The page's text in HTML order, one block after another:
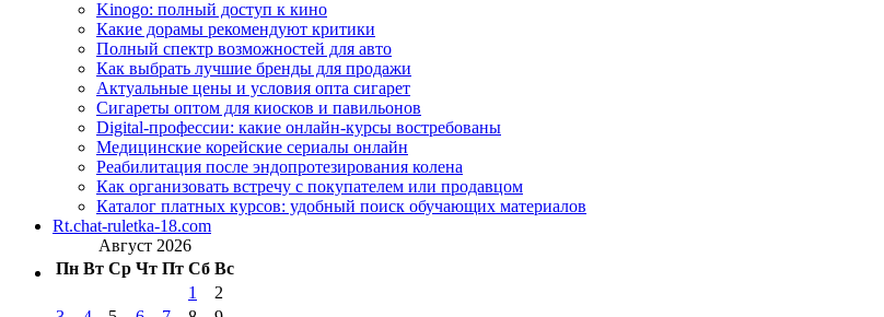
Kinogo: полный доступ к кино
Какие дорамы рекомендуют критики
Полный спектр возможностей для авто
Как выбрать лучшие бренды для продажи
Актуальные цены и условия опта сигарет
Сигареты оптом для киосков и павильонов
Digital-профессии: какие онлайн-курсы востребованы
Медицинские корейские сериалы онлайн
Реабилитация после эндопротезирования колена
Как организовать встречу с покупателем или продавцом
Каталог платных курсов: удобный поиск обучающих материалов
Rt.chat-ruletka-18.com
Август 2026
Пн Вт Ср Чт Пт Сб Вс
1
2